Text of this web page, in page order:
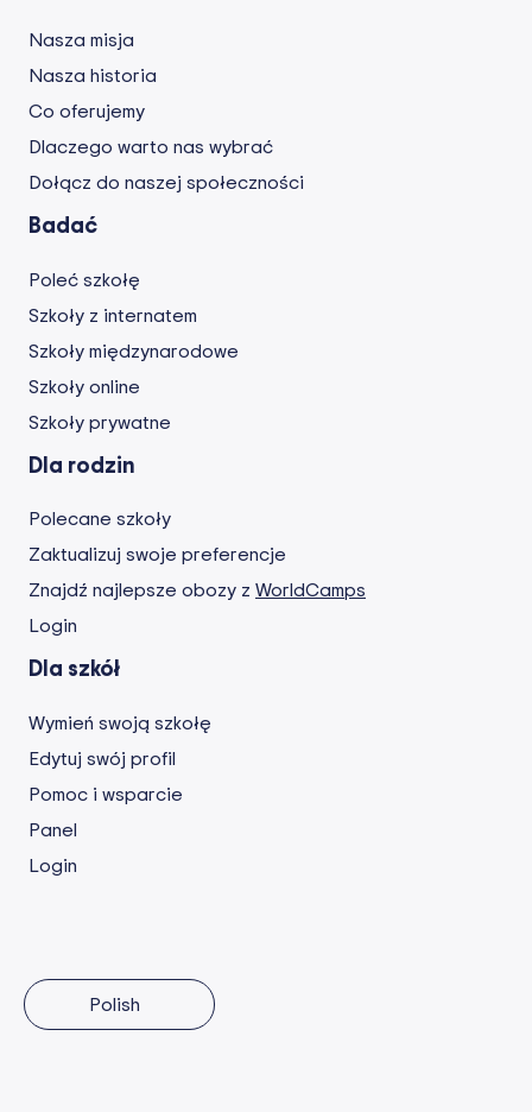
Nasza misja
Nasza historia
Co oferujemy
Dlaczego warto nas wybrać
Dołącz do naszej społeczności
Badać
Poleć szkołę
Szkoły z internatem
Szkoły międzynarodowe
Szkoły online
Szkoły prywatne
Dla rodzin
Polecane szkoły
Zaktualizuj swoje preferencje
Znajdź najlepsze obozy z WorldCamps
Login
Dla szkół
Wymień swoją szkołę
Edytuj swój profil
Pomoc i wsparcie
Panel
Login
Polish